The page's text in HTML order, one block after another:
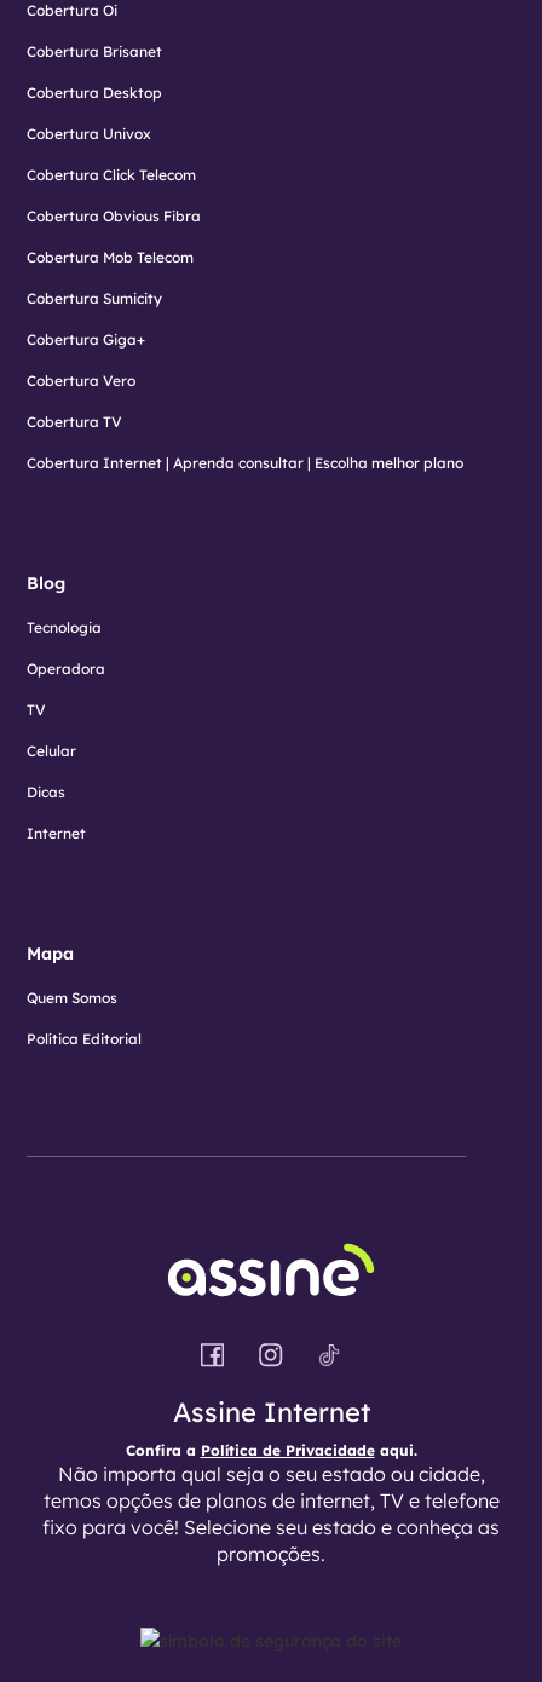
Cobertura Oi
Cobertura Brisanet
Cobertura Desktop
Cobertura Univox
Cobertura Click Telecom
Cobertura Obvious Fibra
Cobertura Mob Telecom
Cobertura Sumicity
Cobertura Giga+
Cobertura Vero
Cobertura TV
Cobertura Internet | Aprenda consultar | Escolha melhor plano
Blog
Tecnologia
Operadora
TV
Celular
Dicas
Internet
Mapa
Quem Somos
Política Editorial
Assine Internet
Confira a Política de Privacidadeaqui.
Não importa qual seja o seu estado ou cidade,
temos opções de planos de internet, TV e telefone
fixo para você! Selecione seu estado e conheça as
promoções.